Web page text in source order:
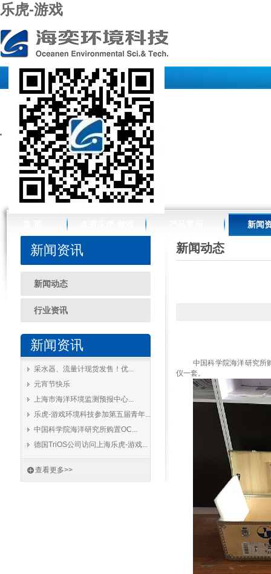
乐虎-游戏
新闻
新闻资讯
新闻动态
行业资讯
新闻资讯
采水器、流量计现货发售！优...
元宵节快乐
上海市海洋环境监测预报中心...
乐虎-游戏环境科技参加第五届青年...
中国科学院海洋研究所购置OC...
德国TriOS公司访问上海乐虎-游戏...
查看更多>>
新闻动态
中国科学院海洋研究所
仪一套。